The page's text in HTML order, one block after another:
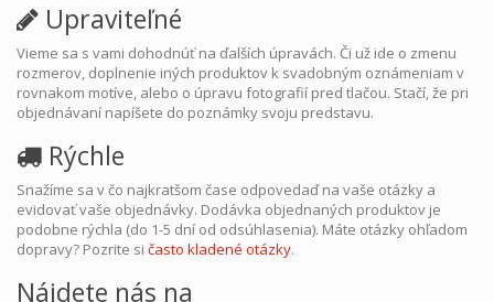
Upraviteľné
Vieme sa s vami dohodnúť na ďalších úpravách. Či už ide o zmenu
rozmerov, doplnenie iných produktov k svadobným oznámeniam v
rovnakom motíve, alebo o úpravu fotografií pred tlačou. Stačí, že pri
objednávaní napíšete do poznámky svoju predstavu.
Rýchle
Snažíme sa v čo najkratšom čase odpovedaď na vaše otázky a
evidovať vaše objednávky. Dodávka objednaných produktov je
podobne rýchla (do 1-5 dní od odsúhlasenia). Máte otázky ohľadom
dopravy? Pozrite si často kladené otázky.
Nájdete nás na